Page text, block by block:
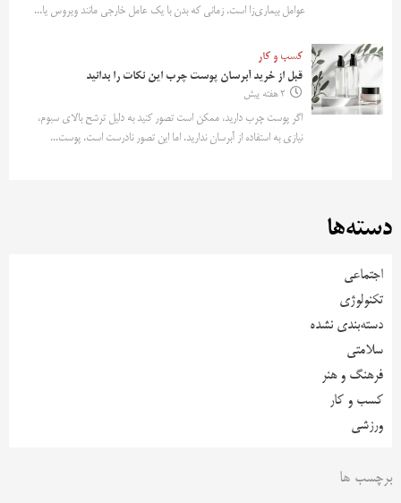
عوامل بیماری‌زا است. زمانی که بدن با یک عامل خارجی مانند ویروس یا...
کسب و کار
قبل از خرید آبرسان پوست چرب این نکات را بدانید
2 هفته پیش
اگر پوست چرب دارید، ممکن است تصور کنید به دلیل ترشح بالای سبوم،
نیازی به استفاده از آبرسان ندارید. اما این تصور نادرست است. پوست...
دسته‌ها
اجتماعی
تکنولوژی
دسته‌بندی نشده
سلامتی
فرهنگ و هنر
کسب و کار
ورزشی
برچسب ها